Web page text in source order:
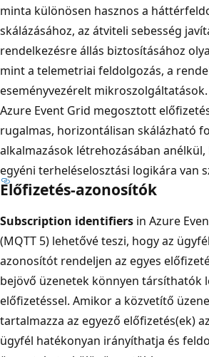
minta különösen hasznos a
skálázásához, az átviteli sebesség
rendelkezésre állás biztosításához
mint a telemetriai feldolgozás, a
eseményvezérelt
Azure Event Grid megosztott
rugalmas, horizontálisan skálázható
alkalmazások létrehozásában
egyéni terheléselosztási logikára van
Előfizetés-azonosítók
Subscription identifiers in Azure
(MQTT 5) lehetővé teszi, hogy az
azonosítót rendeljen az egyes
bejövő üzenetek könnyen társíthatók
előfizetéssel. Amikor a közvetítő
tartalmazza az egyező előfizetés(ek)
ügyfél hatékonyan irányíthatja és